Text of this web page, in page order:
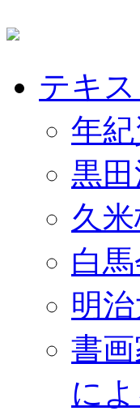
テキス
年
黒
久
白
明
書
によ